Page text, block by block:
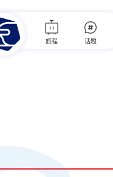
旅程 话题